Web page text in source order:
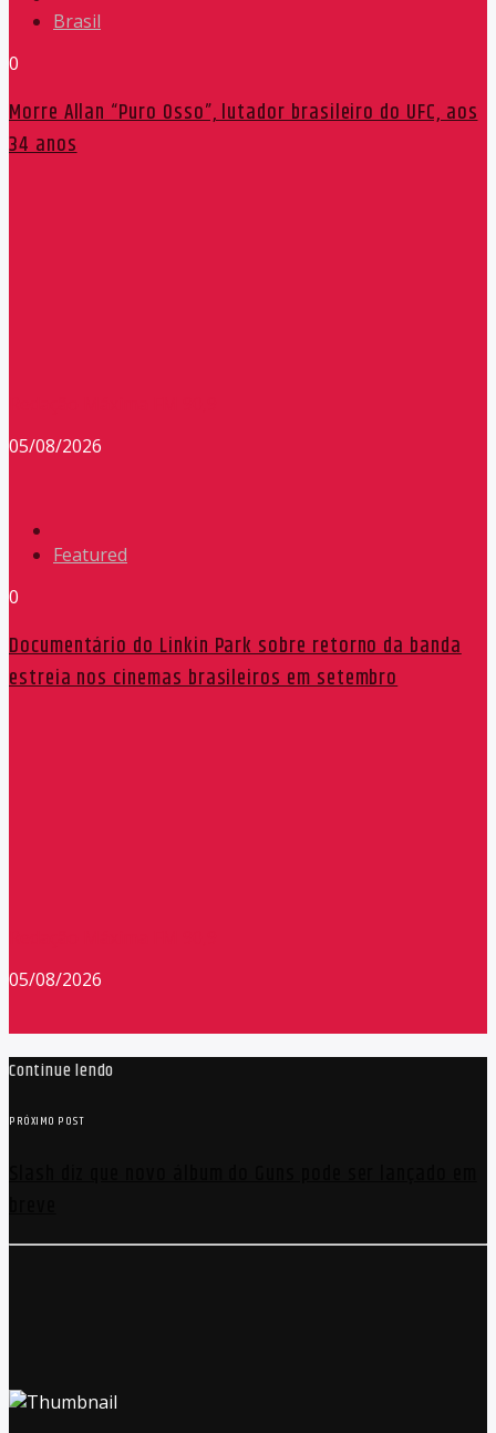
Brasil
0
Morre Allan “Puro Osso”, lutador brasileiro do UFC, aos
34 anos
05/08/2026
Featured
0
Documentário do Linkin Park sobre retorno da banda
estreia nos cinemas brasileiros em setembro
05/08/2026
Continue lendo
PRÓXIMO POST